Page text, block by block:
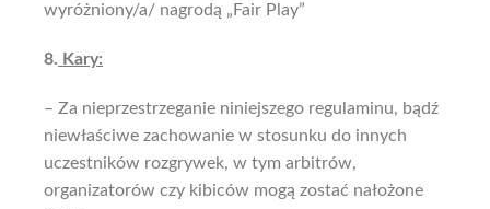
wyróżniony/a/ nagrodą „Fair Play”
8. Kary:
– Za nieprzestrzeganie niniejszego regulaminu, bądź
niewłaściwe zachowanie w stosunku do innych
uczestników rozgrywek, w tym arbitrów,
organizatorów czy kibiców mogą zostać nałożone